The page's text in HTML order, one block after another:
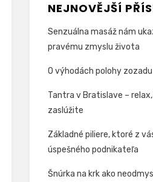
NEJNOVĚJŠÍ
Senzuálna masáž nám
pravému zmyslu života
O výhodách polohy zozadu
Tantra v Bratislave –
zaslúžite
Základné piliere, ktoré z
úspešného podnikateľa
Šnúrka na krk ako